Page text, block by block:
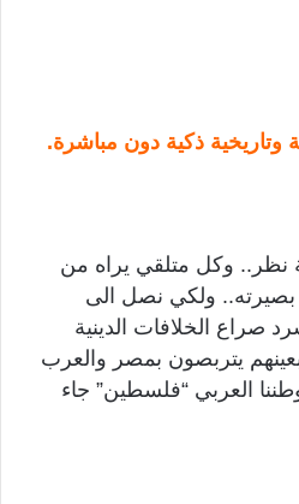
وتاريخية ذكية دون مباشرة.
نظر.. وكل متلقي يراه من
ولكي نصل الى
صراع الخلافات الدينية
بعينهم يتربصون بمصر والعرب
العربي “فلسطين” جاء